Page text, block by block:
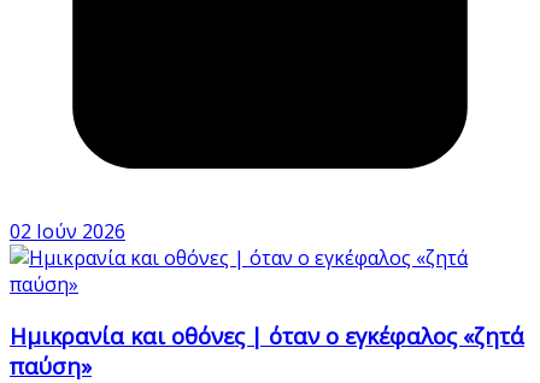
02 Ιούν 2026
Ημικρανία και οθόνες | όταν ο εγκέφαλος «ζητά
παύση»